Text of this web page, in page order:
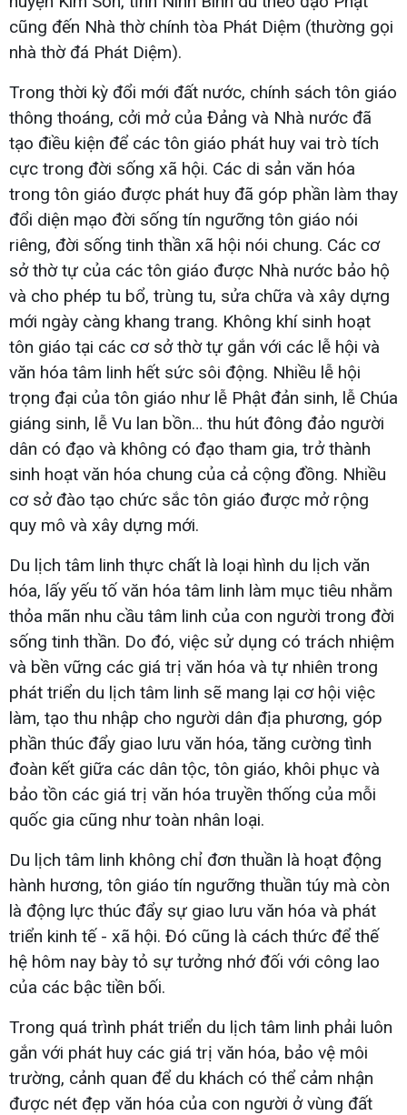
cũng đến Nhà thờ chính tòa Phát Diệm (thường gọi
nhà thờ đá Phát Diệm).
Trong thời kỳ đổi mới đất nước, chính sách tôn giáo
thông thoáng, cởi mở của Đảng và Nhà nước đã
tạo điều kiện để các tôn giáo phát huy vai trò tích
cực trong đời sống xã hội. Các di sản văn hóa
trong tôn giáo được phát huy đã góp phần làm thay
đổi diện mạo đời sống tín ngưỡng tôn giáo nói
riêng, đời sống tinh thần xã hội nói chung. Các cơ
sở thờ tự của các tôn giáo được Nhà nước bảo hộ
và cho phép tu bổ, trùng tu, sửa chữa và xây dựng
mới ngày càng khang trang. Không khí sinh hoạt
tôn giáo tại các cơ sở thờ tự gắn với các lễ hội và
văn hóa tâm linh hết sức sôi động. Nhiều lễ hội
trọng đại của tôn giáo như lễ Phật đản sinh, lễ Chúa
giáng sinh, lễ Vu lan bồn… thu hút đông đảo người
dân có đạo và không có đạo tham gia, trở thành
sinh hoạt văn hóa chung của cả cộng đồng. Nhiều
cơ sở đào tạo chức sắc tôn giáo được mở rộng
quy mô và xây dựng mới.
Du lịch tâm linh thực chất là loại hình du lịch văn
hóa, lấy yếu tố văn hóa tâm linh làm mục tiêu nhằm
thỏa mãn nhu cầu tâm linh của con người trong đời
sống tinh thần. Do đó, việc sử dụng có trách nhiệm
và bền vững các giá trị văn hóa và tự nhiên trong
phát triển du lịch tâm linh sẽ mang lại cơ hội việc
làm, tạo thu nhập cho người dân địa phương, góp
phần thúc đẩy giao lưu văn hóa, tăng cường tình
đoàn kết giữa các dân tộc, tôn giáo, khôi phục và
bảo tồn các giá trị văn hóa truyền thống của mỗi
quốc gia cũng như toàn nhân loại.
Du lịch tâm linh không chỉ đơn thuần là hoạt động
hành hương, tôn giáo tín ngưỡng thuần túy mà còn
là động lực thúc đẩy sự giao lưu văn hóa và phát
triển kinh tế - xã hội. Đó cũng là cách thức để thế
hệ hôm nay bày tỏ sự tưởng nhớ đối với công lao
của các bậc tiền bối.
Trong quá trình phát triển du lịch tâm linh phải luôn
gắn với phát huy các giá trị văn hóa, bảo vệ môi
trường, cảnh quan để du khách có thể cảm nhận
được nét đẹp văn hóa của con người ở vùng đất